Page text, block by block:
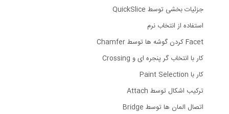
جزئیات بخشی توسط QuickSlice
استفاده از انتخاب نرم
Facet کردن گوشه ها توسط Chamfer
کار با انتخاب گر پنجره ای و Crossing
کار با Paint Selection
ترکیب اشکال توسط Attach
اتصال المان ها توسط Bridge